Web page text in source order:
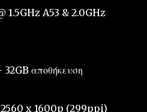
1.5GHz A53 & 2.0GHz
αποθήκευση
2560 x 1600p (299ppi)